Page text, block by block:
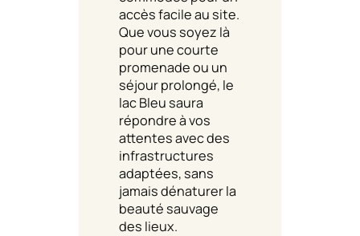
accès facile au site.
Que vous soyez là
pour une courte
promenade ou un
séjour prolongé, le
lac Bleu saura
répondre à vos
attentes avec des
infrastructures
adaptées, sans
jamais dénaturer la
beauté sauvage
des lieux.